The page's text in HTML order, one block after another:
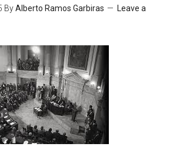
ByAlberto Ramos Garbiras
Leave a